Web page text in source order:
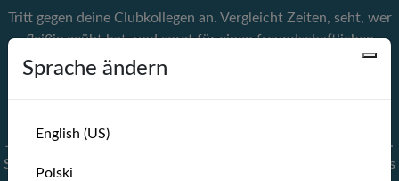
Tritt gegen deine Clubkollegen an. Vergleicht Zeiten, seht, wer
fleißig geübt hat, und sorgt für einen freundschaftlichen
Wettbewerb.
Jeder kann die Group seines Clubs erstellen oder ihr beitreten.
Sieh es als deine Chance, der VR-Segel-Champion deines Clubs
Sprache ändern
English (US)
Polski